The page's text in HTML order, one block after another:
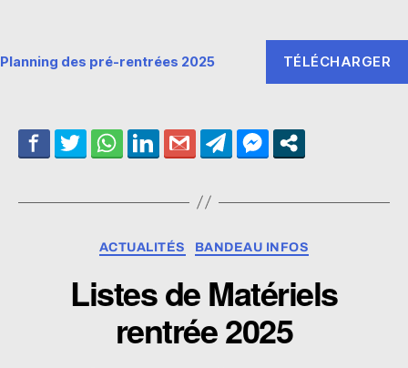
Planning des pré-rentrées 2025 TÉLÉCHARGER
Catégories
ACTUALITÉS BANDEAU INFOS
Listes de Matériels
rentrée 2025